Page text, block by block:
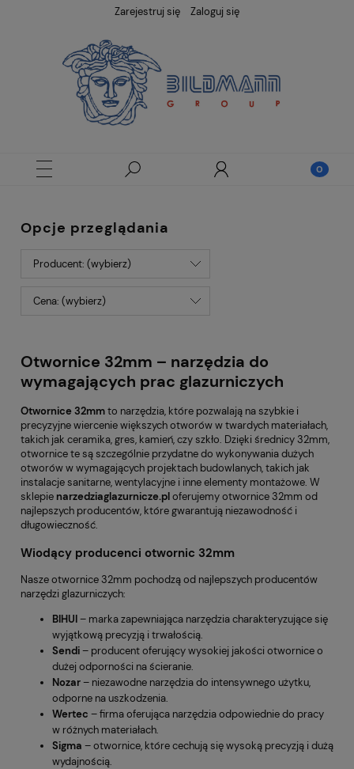
Zarejestruj się Zaloguj się
Opcje przeglądania
Producent: (wybierz)
Cena: (wybierz)
Otwornice 32mm – narzędzia do
wymagających prac glazurniczych
Otwornice 32mmto narzędzia, które pozwalają na szybkie i
precyzyjne wiercenie większych otworów w twardych materiałach,
takich jak ceramika, gres, kamień, czy szkło. Dzięki średnicy 32mm,
otwornice te są szczególnie przydatne do wykonywania dużych
otworów w wymagających projektach budowlanych, takich jak
instalacje sanitarne, wentylacyjne i inne elementy montażowe. W
sklepie narzedziaglazurnicze.ploferujemy otwornice 32mm od
najlepszych producentów, które gwarantują niezawodność i
długowieczność.
Wiodący producenci otwornic 32mm
Nasze otwornice 32mm pochodzą od najlepszych producentów
narzędzi glazurniczych:
BIHUI– marka zapewniająca narzędzia charakteryzujące się
wyjątkową precyzją i trwałością.
Sendi– producent oferujący wysokiej jakości otwornice o
dużej odporności na ścieranie.
Nozar– niezawodne narzędzia do intensywnego użytku,
odporne na uszkodzenia.
Wertec – firma oferująca narzędzia odpowiednie do pracy
w różnych materiałach.
Sigma – otwornice, które cechują się wysoką precyzją i dużą
wydajnością.